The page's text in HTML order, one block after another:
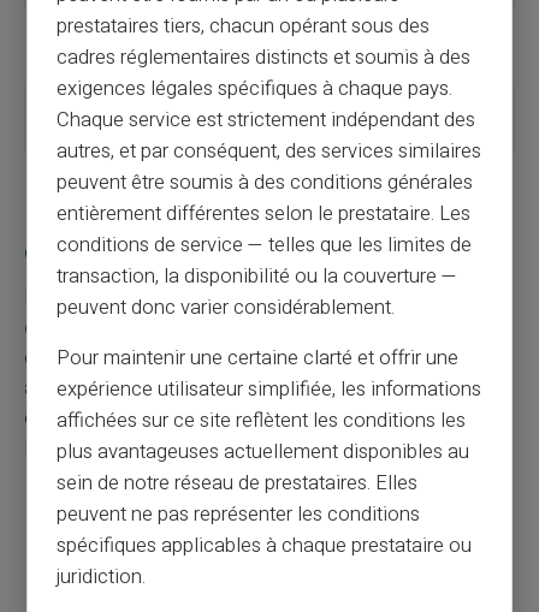
Fausses
factures
Jusqu'à 5 ans de prison et 375 000
€ d'amende
Fraude
fiscale
Redressement + pénalités jusqu'à
80 %
Existe-t-il des outils pour lutter efficacement
contre les dépenses fictives ?
Plusieurs solutions existent :logiciels
d'automatisation
collecte de justificatifs, systèmes d'analyse des
anomalies. Des alertes préviennent les services
compétents lors de détection d'écarts inhabituels.
audit régulierreste essentiel.
Automatisation de la saisie
Contrôles croisés automatisés
Alertes paramétrables en temps réel
prestataires tiers, chacun opérant sous des
cadres réglementaires distincts et soumis à des
exigences légales spécifiques à chaque pays.
Chaque service est strictement indépendant des
autres, et par conséquent, des services similaires
peuvent être soumis à des conditions générales
entièrement différentes selon le prestataire. Les
conditions de service — telles que les limites de
transaction, la disponibilité ou la couverture —
peuvent donc varier considérablement.
Pour maintenir une certaine clarté et offrir une
expérience utilisateur simplifiée, les informations
affichées sur ce site reflètent les conditions les
plus avantageuses actuellement disponibles au
sein de notre réseau de prestataires. Elles
peuvent ne pas représenter les conditions
spécifiques applicables à chaque prestataire ou
juridiction.